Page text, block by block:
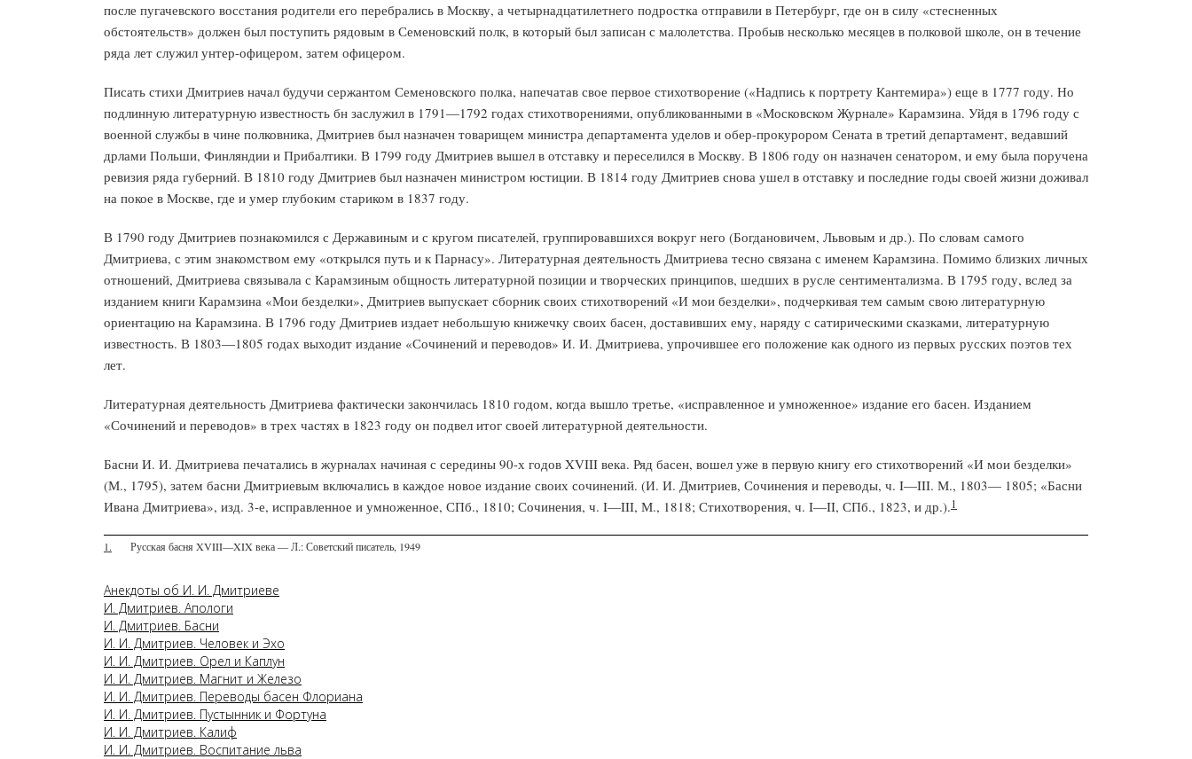
после пугачевского восстания родители его перебрались в Москву, а четырнадцатилетнего подростка отправили в Петербург, где он в силу «стесненных
обстоятельств» должен был поступить рядовым в Семеновский полк, в который был записан с малолетства. Пробыв несколько месяцев в полковой школе, он в течение
ряда лет служил унтер-офицером, затем офицером.
Писать стихи Дмитриев начал будучи сержантом Семеновского полка, напечатав свое первое стихотворение («Надпись к портрету Кантемира») еще в 1777 году. Но
подлинную литературную известность бн заслужил в 1791—1792 годах стихотворениями, опубликованными в «Московском Журнале» Карамзина. Уйдя в 1796 году с
военной службы в чине полковника, Дмитриев был назначен товарищем министра департамента уделов и обер-прокурором Сената в третий департамент, ведавший
дрлами Польши, Финляндии и Прибалтики. В 1799 году Дмитриев вышел в отставку и переселился в Москву. В 1806 году он назначен сенатором, и ему была поручена
ревизия ряда губерний. В 1810 году Дмитриев был назначен министром юстиции. В 1814 году Дмитриев снова ушел в отставку и последние годы своей жизни доживал
на покое в Москве, где и умер глубоким стариком в 1837 году.
В 1790 году Дмитриев познакомился с Державиным и с кругом писателей, группировавшихся вокруг него (Богдановичем, Львовым и др.). По словам самого
Дмитриева, с этим знакомством ему «открылся путь и к Парнасу». Литературная деятельность Дмитриева тесно связана с именем Карамзина. Помимо близких личных
отношений, Дмитриева связывала с Карамзиным общность литературной позиции и творческих принципов, шедших в русле сентиментализма. В 1795 году, вслед за
изданием книги Карамзина «Мои безделки», Дмитриев выпускает сборник своих стихотворений «И мои безделки», подчеркивая тем самым свою литературную
ориентацию на Карамзина. В 1796 году Дмитриев издает небольшую книжечку своих басен, доставивших ему, наряду с сатирическими сказками, литературную
известность. В 1803—1805 годах выходит издание «Сочинений и переводов» И. И. Дмитриева, упрочившее его положение как одного из первых русских поэтов тех
лет.
Литературная деятельность Дмитриева фактически закончилась 1810 годом, когда вышло третье, «исправленное и умноженное» издание его басен. Изданием
«Сочинений и переводов» в трех частях в 1823 году он подвел итог своей литературной деятельности.
Басни И. И. Дмитриева печатались в журналах начиная с середины 90-х годов XVIII века. Ряд басен, вошел уже в первую книгу его стихотворений «И мои безделки»
(М., 1795), затем басни Дмитриевым включались в каждое новое издание своих сочинений. (И. И. Дмитриев, Сочинения и переводы, ч. I—III. М., 1803— 1805; «Басни
Ивана Дмитриева», изд. 3-е, исправленное и умноженное, СПб., 1810; Сочинения, ч. I—III, М., 1818; Стихотворения, ч. I—II, СПб., 1823, и др.).1
1. Русская басня XVIII—XIX века — Л.: Советский писатель, 1949
Анекдоты об И. И. Дмитриеве
И. Дмитриев. Апологи
И. Дмитриев. Басни
И. И. Дмитриев. Человек и Эхо
И. И. Дмитриев. Орел и Каплун
И. И. Дмитриев. Магнит и Железо
И. И. Дмитриев. Переводы басен Флориана
И. И. Дмитриев. Пустынник и Фортуна
И. И. Дмитриев. Калиф
И. И. Дмитриев. Воспитание льва